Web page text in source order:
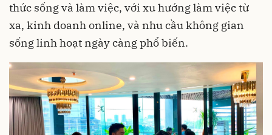
thức sống và làm việc, với xu hướng làm việc từ
xa, kinh doanh online, và nhu cầu không gian
sống linh hoạt ngày càng phổ biến.